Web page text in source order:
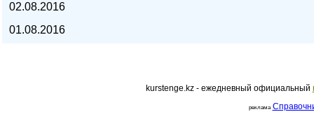
02.08.2016
01.08.2016
kurstenge.kz - ежедневный официальный
реклама